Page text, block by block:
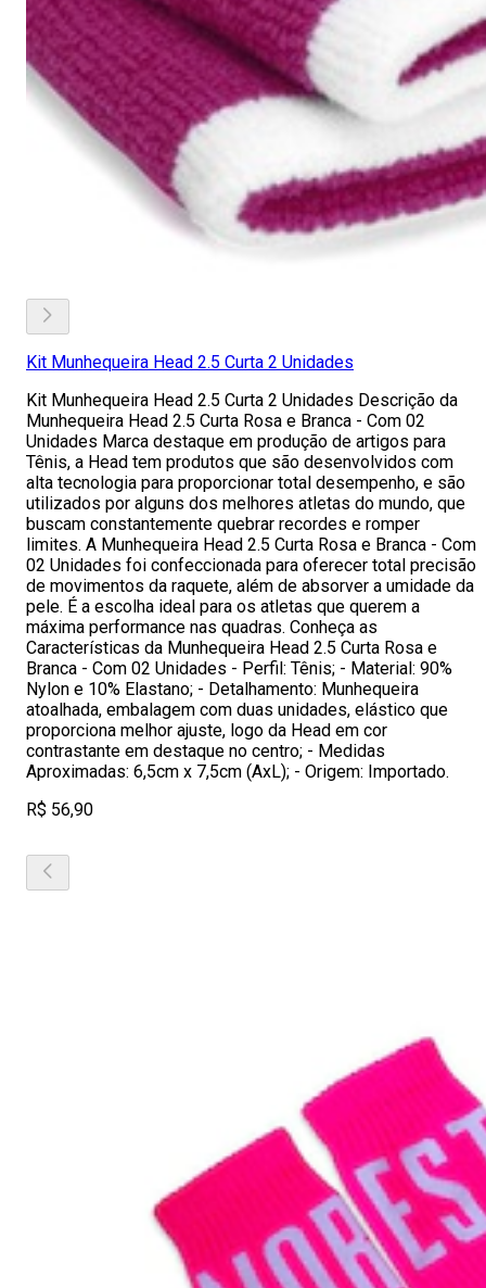
Kit Munhequeira Head 2.5 Curta 2 Unidades
Kit Munhequeira Head 2.5 Curta 2 Unidades Descrição da
Munhequeira Head 2.5 Curta Rosa e Branca - Com 02
Unidades Marca destaque em produção de artigos para
Tênis, a Head tem produtos que são desenvolvidos com
alta tecnologia para proporcionar total desempenho, e são
utilizados por alguns dos melhores atletas do mundo, que
buscam constantemente quebrar recordes e romper
limites. A Munhequeira Head 2.5 Curta Rosa e Branca - Com
02 Unidades foi confeccionada para oferecer total precisão
de movimentos da raquete, além de absorver a umidade da
pele. É a escolha ideal para os atletas que querem a
máxima performance nas quadras. Conheça as
Características da Munhequeira Head 2.5 Curta Rosa e
Branca - Com 02 Unidades - Perfil: Tênis; - Material: 90%
Nylon e 10% Elastano; - Detalhamento: Munhequeira
atoalhada, embalagem com duas unidades, elástico que
proporciona melhor ajuste, logo da Head em cor
contrastante em destaque no centro; - Medidas
Aproximadas: 6,5cm x 7,5cm (AxL); - Origem: Importado.
R$ 56,90